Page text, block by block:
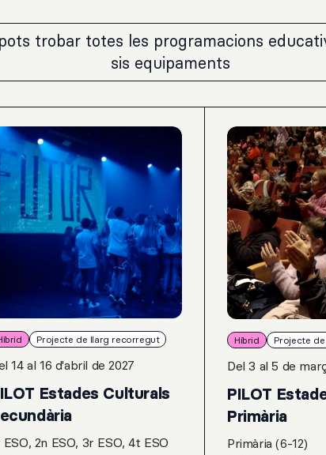
trobar totes les programacions
sis equipaments
Projecte de llarg recorregut
14 al 16 d'abril de 2027
Estades Culturals
ESO, 2n ESO, 3r ESO, 4t ESO
Híbrid Projecte
Del 3 al 5 de
PILOT
Primària
Primària (6-12)